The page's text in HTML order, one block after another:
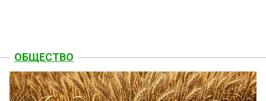
ОБЩЕСТВО